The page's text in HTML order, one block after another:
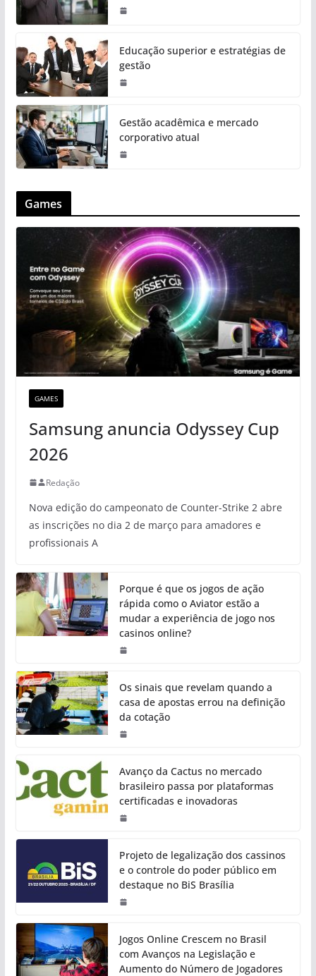
Educação superior e estratégias de
gestão
Gestão acadêmica e mercado
corporativo atual
Games
GAMES
Samsung anuncia Odyssey Cup
2026
Redação
Nova edição do campeonato de Counter-Strike 2 abre
as inscrições no dia 2 de março para amadores e
profissionais A
Porque é que os jogos de ação
rápida como o Aviator estão a
mudar a experiência de jogo nos
casinos online?
Os sinais que revelam quando a
casa de apostas errou na definição
da cotação
Avanço da Cactus no mercado
brasileiro passa por plataformas
certificadas e inovadoras
Projeto de legalização dos cassinos
e o controle do poder público em
destaque no BiS Brasília
Jogos Online Crescem no Brasil
com Avanços na Legislação e
Aumento do Número de Jogadores